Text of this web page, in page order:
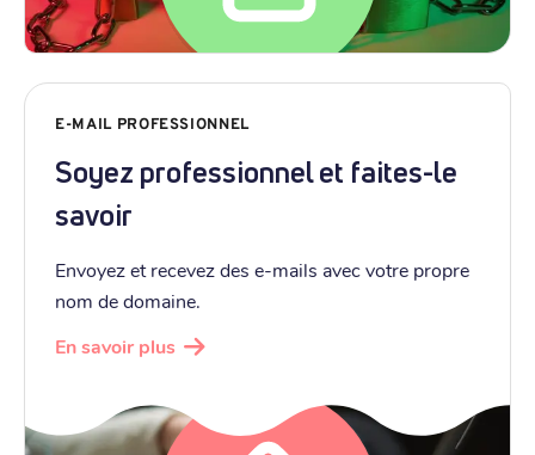
E-MAIL PROFESSIONNEL
Soyez professionnel et faites-le
savoir
Envoyez et recevez des e-mails avec votre propre
nom de domaine.
En savoir plus